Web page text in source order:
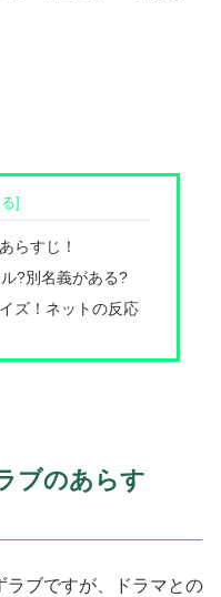
らすじ！
?別名義がある?
ズ！ネットの反応
ブのあらす
ラブですが、ドラマとの